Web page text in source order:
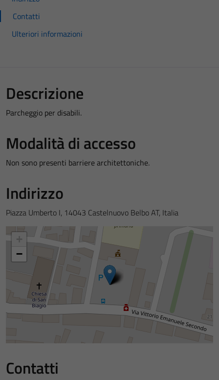
Contatti
Ulteriori informazioni
Descrizione
Parcheggio per disabili.
Modalità di accesso
Non sono presenti barriere architettoniche.
Indirizzo
Piazza Umberto I, 14043 Castelnuovo Belbo AT, Italia
−
Contatti